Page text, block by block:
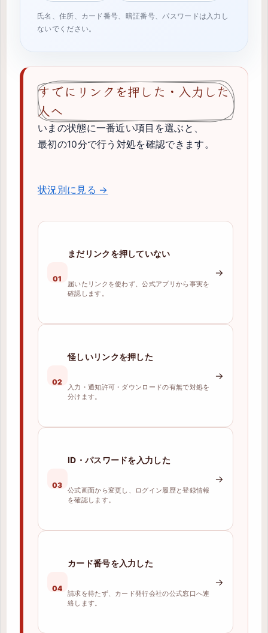
氏名、住所、カード番号、暗証番号、パスワードは入力し
ないでください。
すでにリンクを押した・入力した
人へ
いまの状態に一番近い項目を選ぶと、
最初の10分で行う対処を確認できます。
状況別に見る →
01
まだリンクを押していない
届いたリンクを使わず、公式アプリから事実を
確認します。
→
02
怪しいリンクを押した
入力・通知許可・ダウンロードの有無で対処を
分けます。
→
03
ID・パスワードを入力した
公式画面から変更し、ログイン履歴と登録情報
を確認します。
→
04
カード番号を入力した
請求を待たず、カード発行会社の公式窓口へ連
絡します。
→